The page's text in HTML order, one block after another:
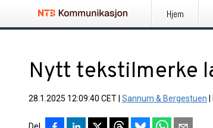
Hjem
Nytt tekstilmerke
28.1.2025 12:09:40 CET Sannum & Bergestuen